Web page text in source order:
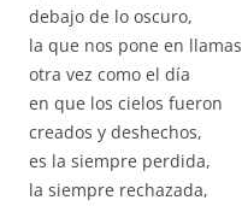
debajo de lo oscuro,
la que nos pone en llamas
otra vez como el día
en que los cielos fueron
creados y deshechos,
es la siempre perdida,
la siempre rechazada,